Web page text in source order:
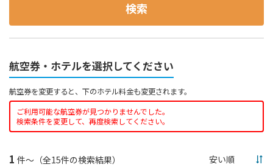
検索
航空券・ホテルを選択してください
航空券を変更すると、下のホテル料金も変更されます。
ご利用可能な航空券が見つかりませんでした。
検索条件を変更して、再度検索してください。
1 件～（全15件の検索結果）